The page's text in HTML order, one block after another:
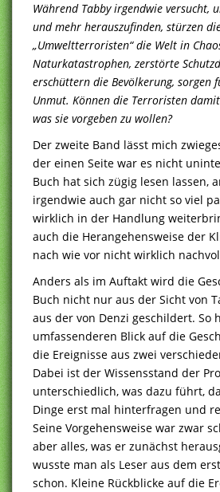
Während Tabby irgendwie versucht,
und mehr herauszufinden, stürzen
„Umweltterroristen“ die Welt in
Naturkatastrophen, zerstörte
erschüttern die Bevölkerung, sorgen
Unmut. Können die Terroristen
was sie vorgeben zu wollen?
Der zweite Band lässt mich
der einen Seite war es nicht
Buch hat sich zügig lesen lassen,
irgendwie auch gar nicht so viel
wirklich in der Handlung
auch die Herangehensweise der
nach wie vor nicht wirklich
Anders als im Auftakt wird die
Buch nicht nur aus der Sicht von
aus der von Denzi geschildert. So
umfassenderen Blick auf die
die Ereignisse aus zwei
Dabei ist der Wissensstand der
unterschiedlich, was dazu führt,
Dinge erst mal hinterfragen und
Seine Vorgehensweise war zwar
aber alles, was er zunächst
wusste man als Leser aus dem
schon. Kleine Rückblicke auf die